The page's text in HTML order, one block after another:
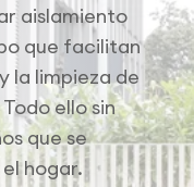
aislamiento
que facilitan
la limpieza de
ello sin
que se
hogar.